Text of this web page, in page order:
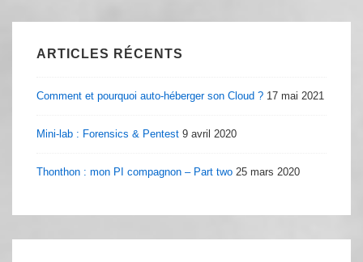
ARTICLES RÉCENTS
Comment et pourquoi auto-héberger son Cloud ? 17 mai 2021
Mini-lab : Forensics & Pentest 9 avril 2020
Thonthon : mon PI compagnon – Part two 25 mars 2020